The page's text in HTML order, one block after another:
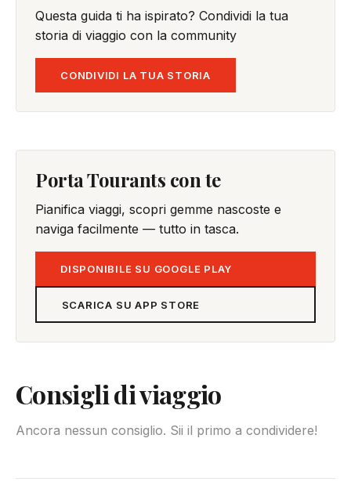
Questa guida ti ha ispirato? Condividi la tua
storia di viaggio con la community
CONDIVIDI LA TUA STORIA
Porta Tourants con te
Pianifica viaggi, scopri gemme nascoste e
naviga facilmente — tutto in tasca.
DISPONIBILE SU GOOGLE PLAY
SCARICA SU APP STORE
Consigli di viaggio
Ancora nessun consiglio. Sii il primo a condividere!